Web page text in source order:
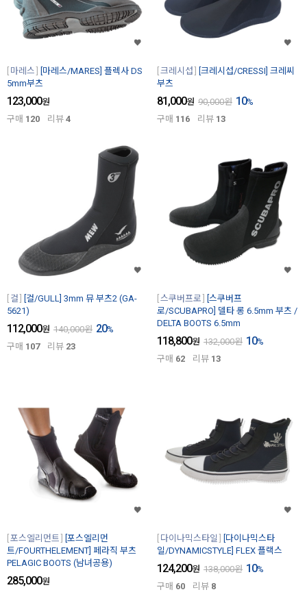
마레스
[마레스/MARES] 플렉사 DS
5mm부츠
123,000원
구매 120 리뷰 4
크레시섭
[크레시섭/CRESSI] 크레씨
부츠
81,000원 90,000원 10%
구매 116 리뷰 13
걸
[걸/GULL] 3mm 뮤 부츠2 (GA-
5621)
112,000원 140,000원 20%
구매 107 리뷰 23
스쿠버프로
[스쿠버프
로/SCUBAPRO] 델타 롱 6.5mm 부츠 /
DELTA BOOTS 6.5mm
118,800원 132,000원 10%
구매 62 리뷰 13
포스엘리먼트
[포스엘리먼
트/FOURTHELEMENT] 페라직 부츠
PELAGIC BOOTS (남녀공용)
285,000원
다이나믹스타일
[다이나믹스타
일/DYNAMICSTYLE] FLEX 플랙스
124,200원 138,000원 10%
구매 60 리뷰 8